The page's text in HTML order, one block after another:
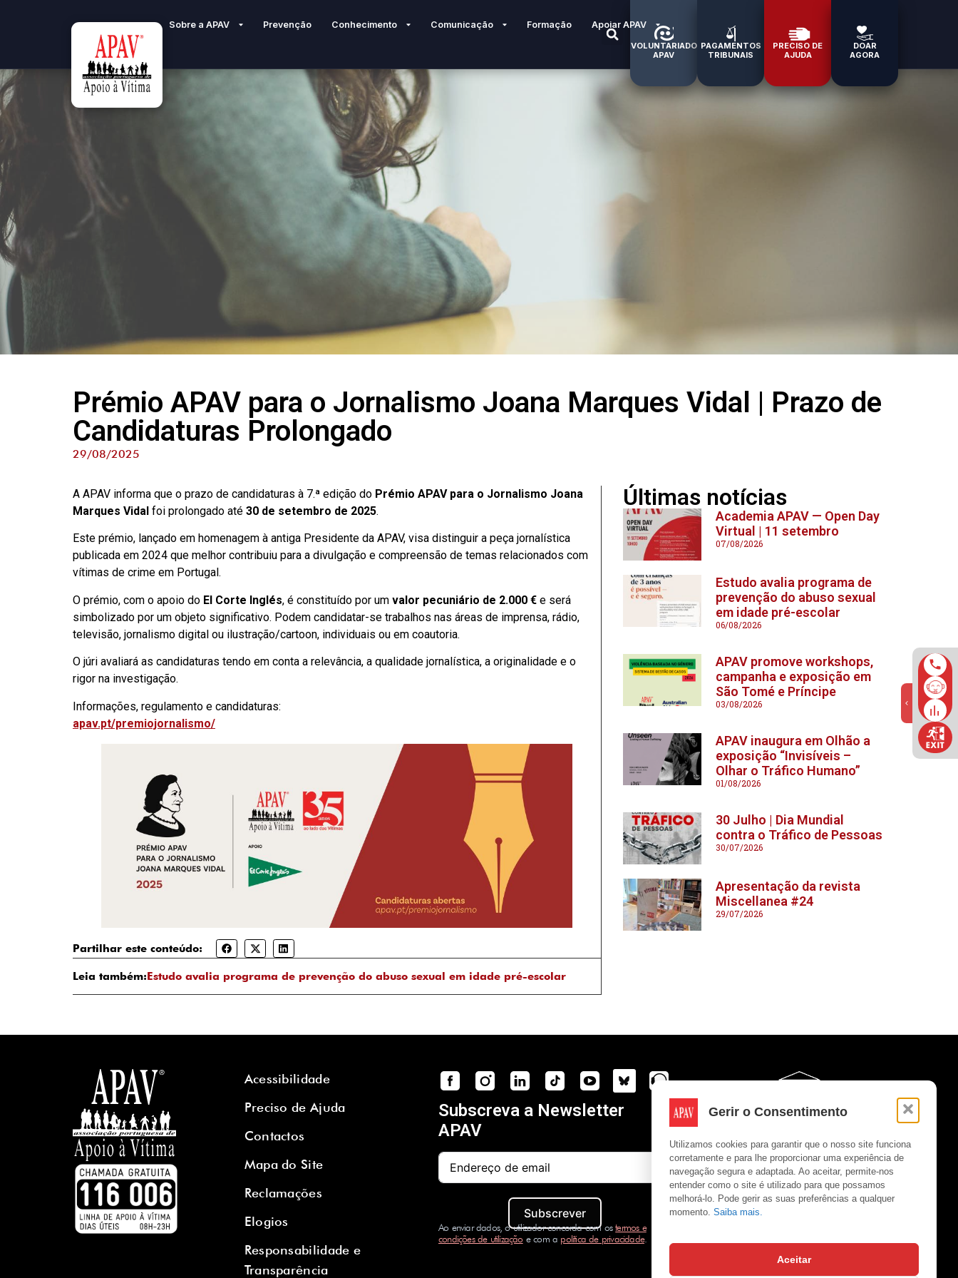
Gerir o Consentimento
Utilizamos cookies para garantir que o nosso site funciona
corretamente e para lhe proporcionar uma experiência de
navegação segura e adaptada. Ao aceitar, permite-nos
entender como o site é utilizado para que possamos
melhorá-lo. Pode gerir as suas preferências a qualquer
momento. Saiba mais.
Aceitar
Sobre a APAV Prevenção Conhecimento Comunicação Formação Apoiar APAV
VOLUNTARIADO
APAV
PAGAMENTOS
TRIBUNAIS
PRECISO DE
AJUDA
DOAR
AGORA
Prémio APAV para o Jornalismo Joana Marques Vidal | Prazo de
Candidaturas Prolongado
29/08/2025
A APAV informa que o prazo de candidaturas à 7.ª edição do Prémio APAV para o Jornalismo Joana
Marques Vidal foi prolongado até 30 de setembro de 2025.
Este prémio, lançado em homenagem à antiga Presidente da APAV, visa distinguir a peça jornalística
publicada em 2024 que melhor contribuiu para a divulgação e compreensão de temas relacionados com
vítimas de crime em Portugal.
O prémio, com o apoio do El Corte Inglés, é constituído por um valor pecuniário de 2.000 € e será
simbolizado por um objeto significativo. Podem candidatar-se trabalhos nas áreas de imprensa, rádio,
televisão, jornalismo digital ou ilustração/cartoon, individuais ou em coautoria.
O júri avaliará as candidaturas tendo em conta a relevância, a qualidade jornalística, a originalidade e o
rigor na investigação.
Informações, regulamento e candidaturas:
apav.pt/premiojornalismo/
Partilhar este conteúdo:
Leia também: Estudo avalia programa de prevenção do abuso sexual em idade pré-escolar
Últimas notícias
Academia APAV — Open Day
Virtual | 11 setembro
07/08/2026
Estudo avalia programa de
prevenção do abuso sexual
em idade pré-escolar
06/08/2026
APAV promove workshops,
campanha e exposição em
São Tomé e Príncipe
03/08/2026
APAV inaugura em Olhão a
exposição “Invisíveis –
Olhar o Tráfico Humano”
01/08/2026
30 Julho | Dia Mundial
contra o Tráfico de Pessoas
30/07/2026
Apresentação da revista
Miscellanea #24
29/07/2026
Acessibilidade
Preciso de Ajuda
Contactos
Mapa do Site
Reclamações
Elogios
Responsabilidade e
Transparência
Subscreva a Newsletter
APAV
Subscrever
Ao enviar dados, o utilizador concorda com ostermos e
condições de utilizaçãoe com a política de privacidade.
Copyright © APAV 2026